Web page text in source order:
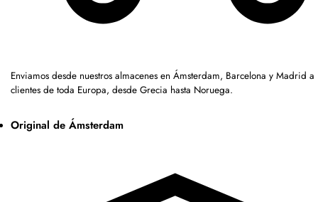
Enviamos desde nuestros almacenes en Ámsterdam, Barcelona y Madrid a
clientes de toda Europa, desde Grecia hasta Noruega.
Original de Ámsterdam